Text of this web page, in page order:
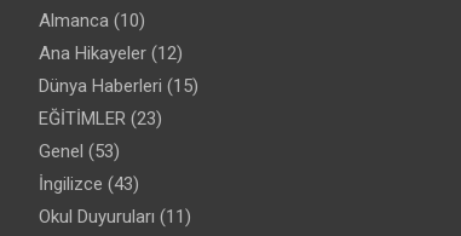
Almanca (10)
Ana Hikayeler (12)
Dünya Haberleri (15)
EĞİTİMLER (23)
Genel (53)
İngilizce (43)
Okul Duyuruları (11)